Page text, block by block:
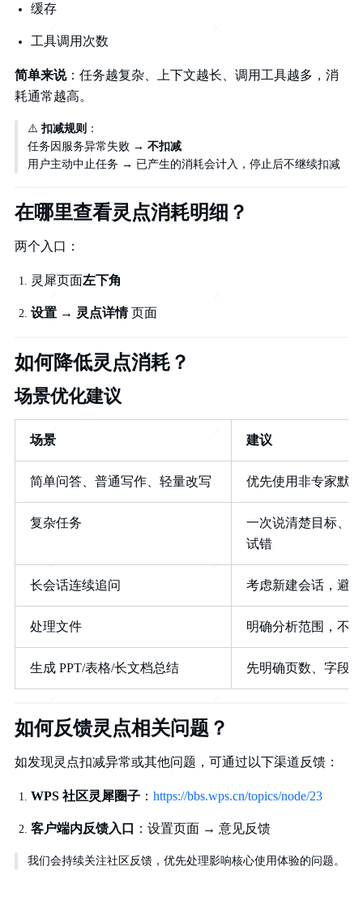
缓存
工具调用次数
简单来说：任务越复杂、上下文越长、调用工具越多，消
耗通常越高。
⚠️ 扣减规则 ：
任务因服务异常失败 → 不扣减
用户主动中止任务 → 已产生的消耗会计入，停止后不继续扣减
在哪里查看灵点消耗明细？
两个入口：
灵犀页面左下角
设置 → 灵点详情页面
如何降低灵点消耗？
场景优化建议
场景 建议
简单问答、普通写作、轻量改写 优先使用非专家默
复杂任务
一次说清楚目标、
试错
长会话连续追问 考虑新建会话，避
处理文件 明确分析范围，不
生成 PPT/表格/长文档总结 先明确页数、字段
如何反馈灵点相关问题？
如发现灵点扣减异常或其他问题，可通过以下渠道反馈：
WPS 社区灵犀圈子： https://bbs.wps.cn/topics/node/23
客户端内反馈入口 ：设置页面 → 意见反馈
我们会持续关注社区反馈，优先处理影响核心使用体验的问题。